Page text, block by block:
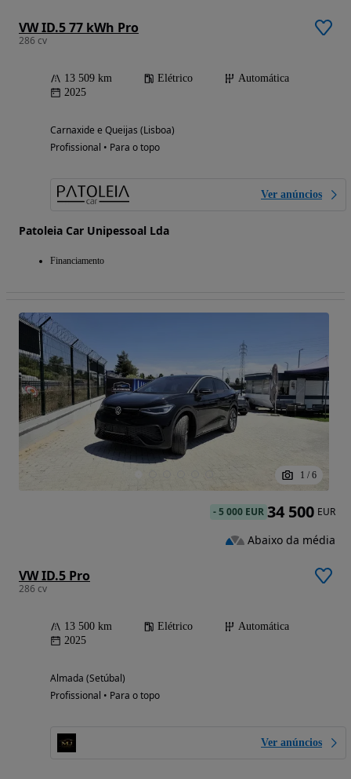
VW ID.5 77 kWh Pro
286 cv
13 509 km Elétrico
Automática
2025
Carnaxide e Queijas (Lisboa)
Profissional • Para o topo
Ver anúncios
Patoleia Car Unipessoal Lda
Financiamento
1 / 6
VW ID.5 Pro
286 cv
13 500 km Elétrico
Automática
2025
Almada (Setúbal)
Profissional • Para o topo
Ver anúncios
-5 000 EUR 34 500 EUR
Abaixo da média